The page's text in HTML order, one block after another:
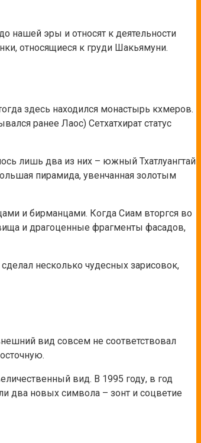
нашей эры и относят к деятельности
относящиеся к груди Шакьямуни.
здесь находился монастырь кхмеров.
ранее Лаос) Сетхатхират статус
лишь два из них – южный Тхатлуангтай
пирамида, увенчанная золотым
и бирманцами. Когда Сиам вторгся во
и драгоценные фрагменты фасадов,
несколько чудесных зарисовок,
вид совсем не соответствовал
вид. В 1995 году, в год
два новых символа – зонт и соцветие